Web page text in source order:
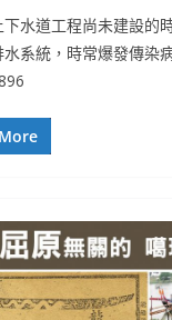
水道工程尚未建設的
水系統，時常爆發傳染